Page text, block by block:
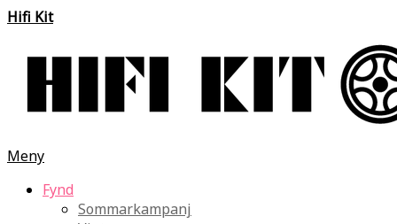
Hifi Kit
Meny
Fynd
Sommarkampanj